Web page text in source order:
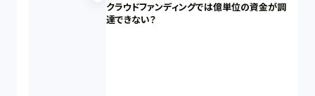
クラウドファンディングでは億単位の資金が調
達できない？